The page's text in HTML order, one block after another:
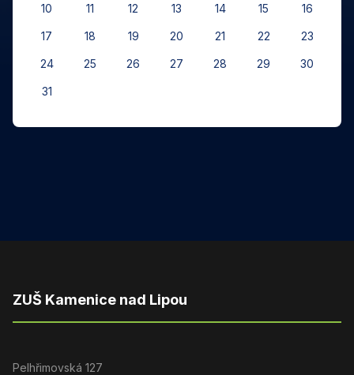
10 11 12 13 14 15 16
17 18 19 20 21 22 23
24 25 26 27 28 29 30
31
ZUŠ Kamenice nad Lipou
Pelhřimovská 127